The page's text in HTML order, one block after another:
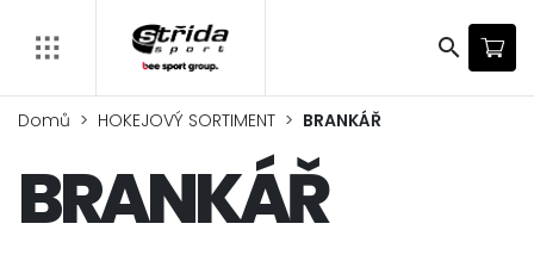
search
Domů HOKEJOVÝ SORTIMENT BRANKÁŘ
BRANKÁŘ